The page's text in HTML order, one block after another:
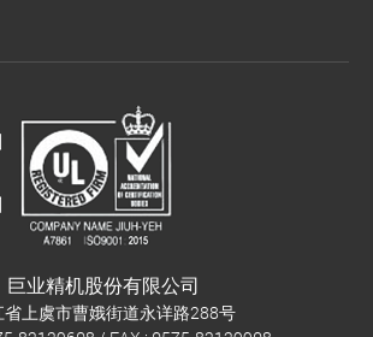
巨业精机股份有限公司
省上虞市曹娥街道永详路288号